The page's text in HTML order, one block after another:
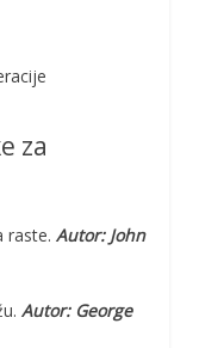
za
raste. Autor: John
Autor: George